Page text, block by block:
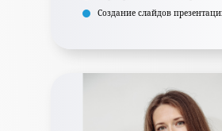
Создание слайдов